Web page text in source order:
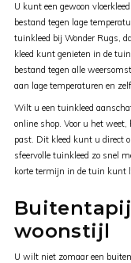
U kunt een gewoon
bestand tegen lage
tuinkleed bij Wonder Rugs,
kleed kunt genieten in de
bestand tegen alle
aan lage temperaturen en
Wilt u een tuinkleed
online shop. Voor u het
past. Dit kleed kunt u direct
sfeervolle tuinkleed zo snel
korte termijn in de tuin kunt
woonstijl
U wilt niet zomaar een